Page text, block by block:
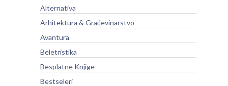
Alternativa
Arhitektura & Građevinarstvo
Avantura
Beletristika
Besplatne Knjige
Bestseleri